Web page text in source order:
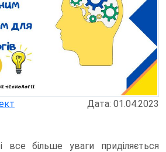
Дата: 01.04.2023
все більше уваги приділяється